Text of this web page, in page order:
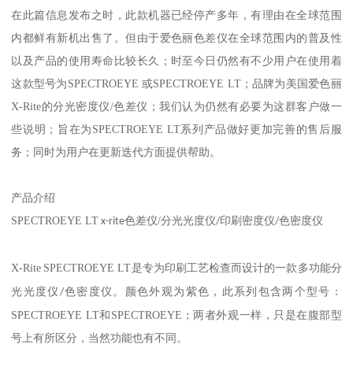
在此篇信息发布之时，此款机器已经停产多年，有理由在全球范围
内都鲜有新机出售了。但由于爱色丽色差仪在全球范围内的普及性
以及产品的使用寿命比较长久；时至今日仍然有不少用户在使用着
这款型号为 SPECTROEYE 或SPECTROEYE LT；品牌为美国爱色丽
X-Rite的分光密度仪/色差仪；我们认为仍然有必要为这群客户做一
些说明；旨在为 SPECTROEYE LT系列产品做好更加完善的售后服
务；同时为用户在更新迭代方面提供帮助。
产品介绍
SPECTROEYE LT x-rite色差仪/分光光度仪/印刷密度仪/色密度仪
X-Rite SPECTROEYE LT是专为印刷工艺检查而设计的一款多功能分
光光度仪 /色密度仪。 颜色外观为紫色，此系列包含两个型号：
SPECTROEYE LT和 SPECTROEYE ；两者外观一样，只是在腹部型
号上有所区分，当然功能也有不同。